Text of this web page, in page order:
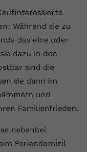
Während sie zu
das eine oder
dazu in den
sind die
sie dann im
und
Familienfrieden.
nebenbei
Feriendomizil